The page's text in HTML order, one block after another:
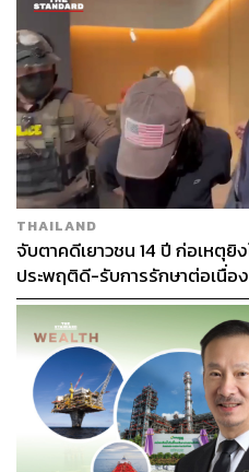
การแสวงหาข้อยุติในประเด็
การสร้างโมเมนตัมของโลกที่
SDGs รวมถึงประเด็นที่เกี่ยวข้
ของโลกด้วย อย่างไรก็ตาม หล
ดัน 17 ข้อของ SDGs ให้บรรลุ
ไม่ใช่เรื่องง่าย ดังจะเห็นได้ว่า
ประกาศการผลักดัน SDGs จ
สำเร็จที่บรรลุเป้าหมายเพียงร้
7 ปีที่เหลือจะทำให้ประสบความ
ท้าทายในการผลักดันของเลข
เพราะแนวโน้มของหลายปัญห
ไม่ว่าจะเป็นเรื่องของความย
หญิง วิกฤตอาหาร วิกฤตการศึ
จะเป็นปัญหาสงครามยูเครน
ทั้งในซูดานและในเมียนมา เป็
2. การขยายบทบาทของโลกฝ่
THAILAND
จับตาคดีเยาวชน 14 ปี ก่อเหตุยิ
ประพฤติดี-รับการรักษาต่อเนื่อ